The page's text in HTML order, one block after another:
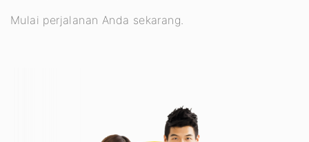
Mulai perjalanan Anda sekarang.